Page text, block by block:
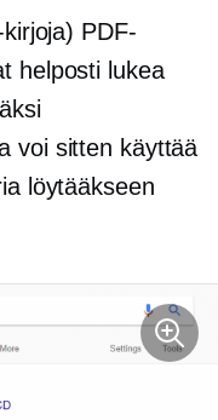
PDF-
helposti lukea
voi sitten käyttää
löytääkseen